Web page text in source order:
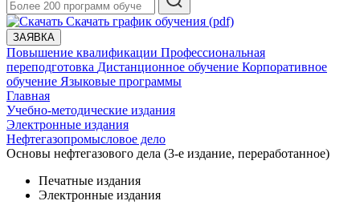
Скачать график обучения (pdf)
ЗАЯВКА
Повышение квалификации Профессиональная
переподготовка Дистанционное обучение Корпоративное
обучение Языковые программы
Главная
Учебно-методические издания
Электронные издания
Нефтегазопромысловое дело
Основы нефтегазового дела (3-е издание, переработанное)
Печатные издания
Электронные издания